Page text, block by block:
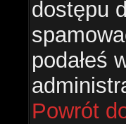
dostępu
podałeś
Powrót